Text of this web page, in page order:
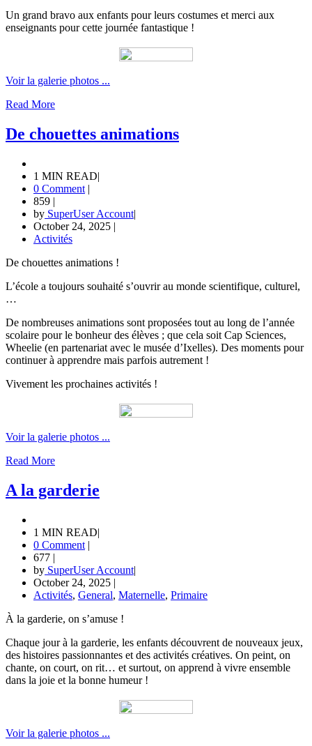
Un grand bravo aux enfants pour leurs costumes et merci aux
enseignants pour cette journée fantastique !
Voir la galerie photos ...
Read More
De chouettes animations
1 MIN READ|
0 Comment |
859 |
by SuperUser Account|
October 24, 2025 |
Activités
De chouettes animations !
L’école a toujours souhaité s’ouvrir au monde scientifique, culturel,
…
De nombreuses animations sont proposées tout au long de l’année
scolaire pour le bonheur des élèves ; que cela soit Cap Sciences,
Wheelie (en partenariat avec le musée d’Ixelles). Des moments pour
continuer à apprendre mais parfois autrement !
Vivement les prochaines activités !
Voir la galerie photos ...
Read More
A la garderie
1 MIN READ|
0 Comment |
677 |
by SuperUser Account|
October 24, 2025 |
Activités, General, Maternelle, Primaire
À la garderie, on s’amuse !
Chaque jour à la garderie, les enfants découvrent de nouveaux jeux,
des histoires passionnantes et des activités créatives. On peint, on
chante, on court, on rit… et surtout, on apprend à vivre ensemble
dans la joie et la bonne humeur !
Voir la galerie photos ...